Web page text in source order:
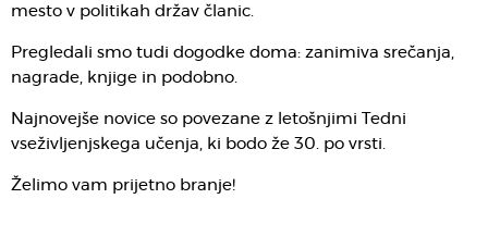
mesto v politikah držav članic.
Pregledali smo tudi dogodke doma: zanimiva srečanja,
nagrade, knjige in podobno.
Najnovejše novice so povezane z letošnjimi Tedni
vseživljenjskega učenja, ki bodo že 30. po vrsti.
Želimo vam prijetno branje!